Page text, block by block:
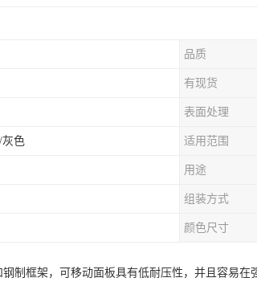
品质
有现货
表面处理
灰色 适用范围
用途
组装方式
颜色尺寸
制框架，可移动面板具有低耐压性，并且容易